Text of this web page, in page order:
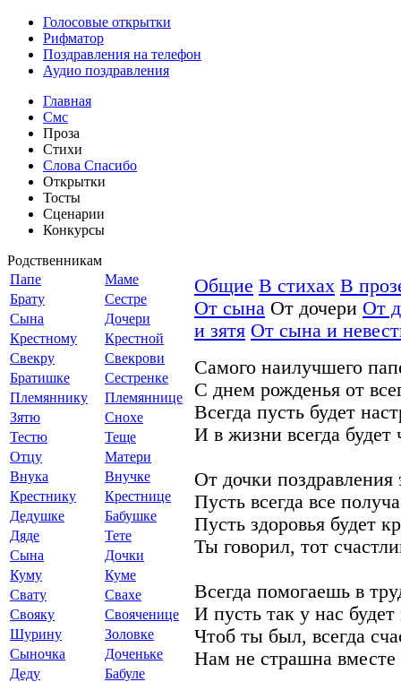
Голосовые открытки
Рифматор
Поздравления на телефон
Аудио поздравления
Главная
Смс
Проза
Стихи
Слова Спасибо
Открытки
Тосты
Сценарии
Конкурсы
Родственникам
Папе
Маме
Брату
Сестре
Сына
Дочери
Крестному
Крестной
Свекру
Свекрови
Братишке
Сестренке
Племяннику
Племяннице
Зятю
Снохе
Тестю
Теще
Отцу
Матери
Внука
Внучке
Крестнику
Крестнице
Дедушке
Бабушке
Дяде
Тете
Сына
Дочки
Куму
Куме
Свату
Свахе
Свояку
Свояченице
Шурину
Золовке
Сыночка
Доченьке
Деду
Бабуле
Общие В стихах В
От сына От дочери От
и зятя От сына и
Самого наилучшего
С днем рожденья от
Всегда пусть будет
И в жизни всегда будет
От дочки
Пусть всегда все
Пусть здоровья будет
Ты говорил, тот
Всегда помогаешь в
И пусть так у нас будет
Чтоб ты был, всегда
Нам не страшна вместе